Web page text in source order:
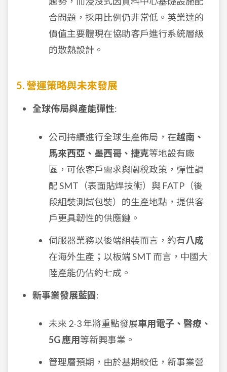
合問題，採用比例仍非常低。英業達的
價值主要體現在協助客戶進行系統層級
的散熱設計。
5. 營運策略與未來發展
全球佈局與產能彈性:
公司持續進行全球生產佈局，在越南、
馬來西亞、墨西哥、捷克等地設有廠
區，可依客戶需求與關稅政策，彈性調
配 SMT（表面貼焊技術）與 FATP（後
段組裝測試包裝）的生產地點，提供客
戶更具韌性的供應鏈。
伺服器業務以後端組裝而言，約有八成
在海外生產；以板端 SMT 而言，中國大
陸產能仍佔約七成。
新事業發展藍圖 :
未來 2-3 年將重點發展車用電子、醫療、
5G 應用等新興事業。
管理層預期，由於基期較低，新事業營